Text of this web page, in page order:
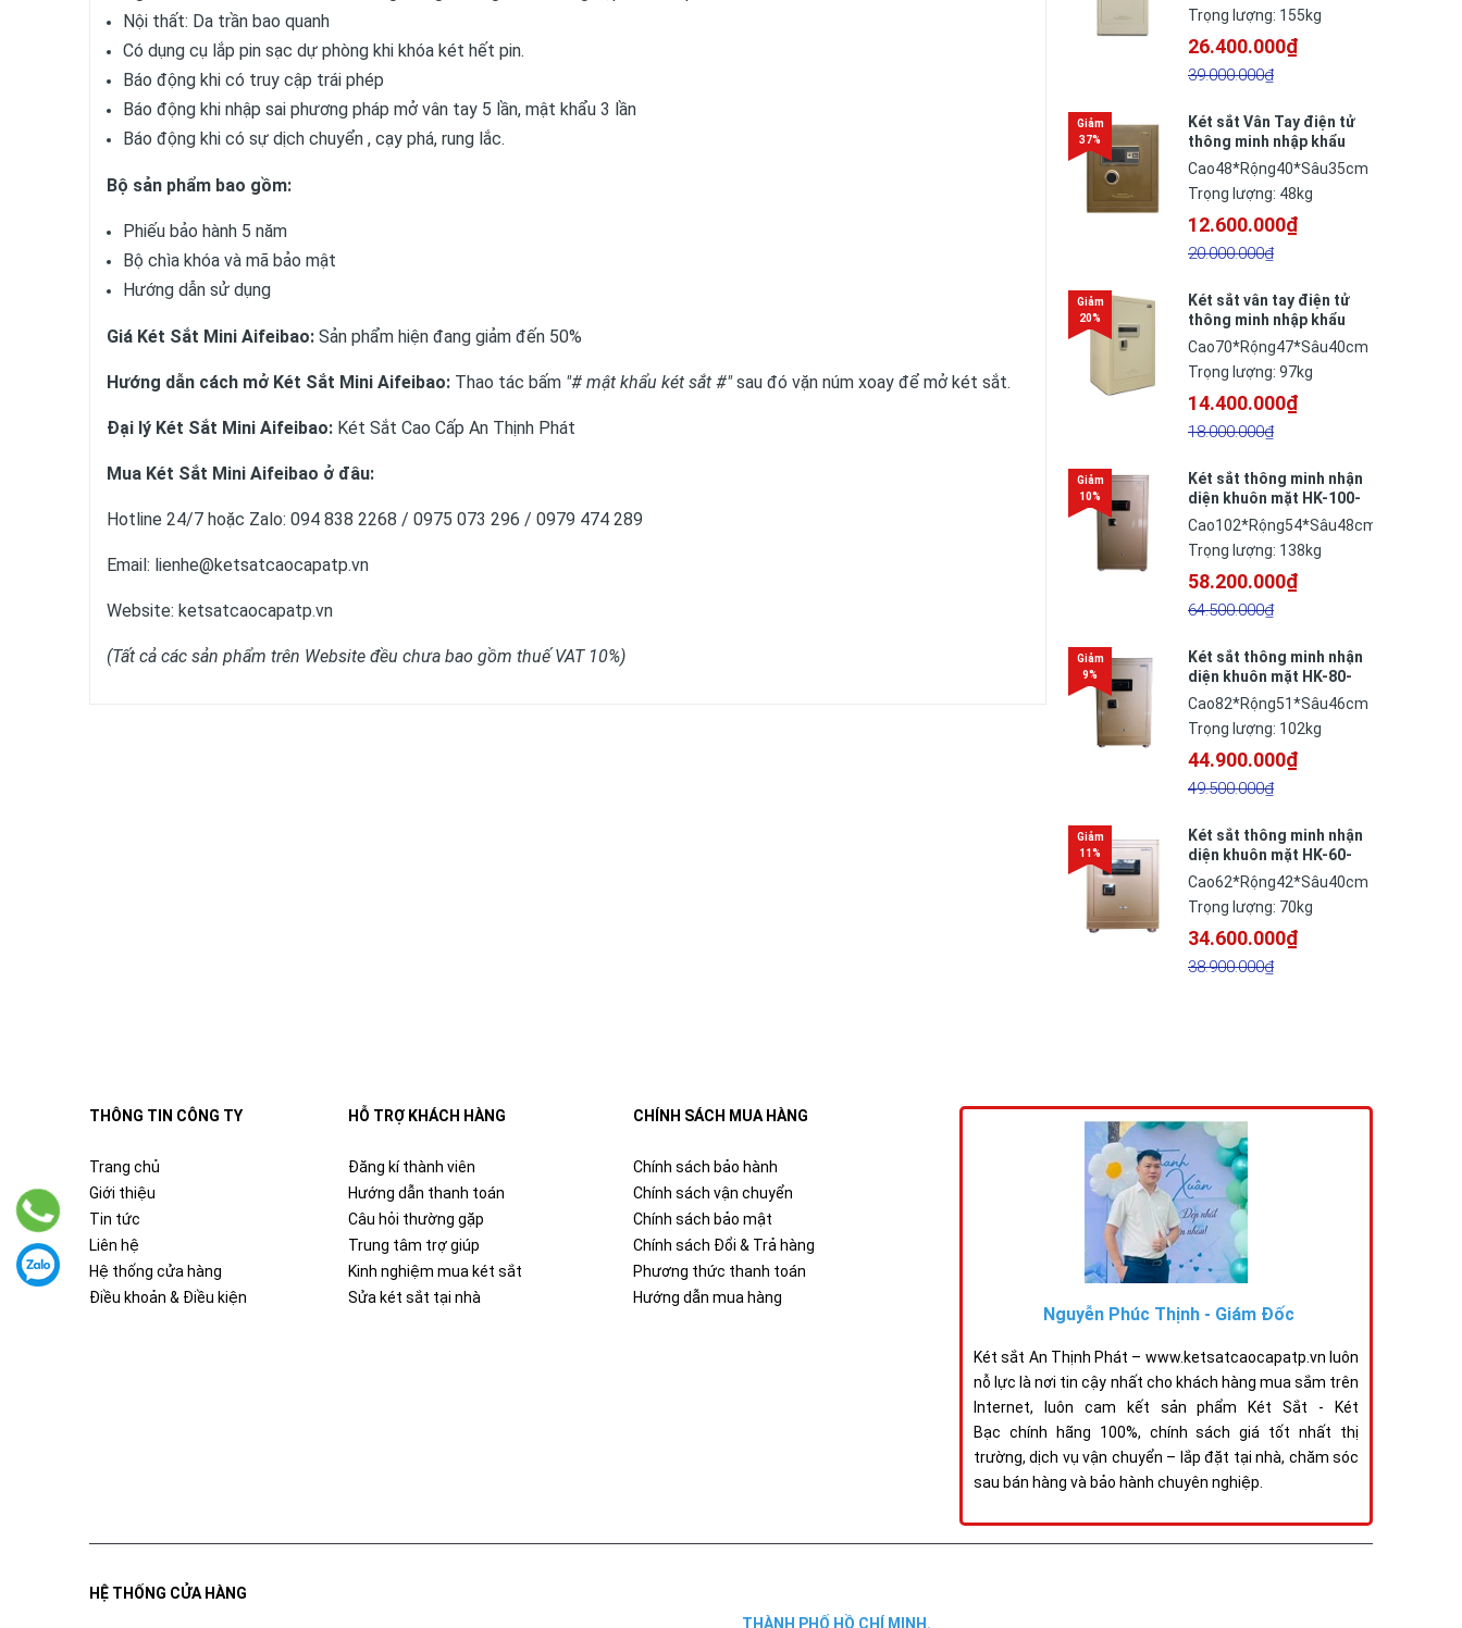
Nội thất: Da trần bao quanh
Có dụng cụ lắp pin sạc dự phòng khi khóa két hết pin.
Báo động khi có truy cập trái phép
Báo động khi nhập sai phương pháp mở vân tay 5 lần, mật khẩu 3 lần
Báo động khi có sự dịch chuyển , cạy phá, rung lắc.
Bộ sản phẩm bao gồm:
Phiếu bảo hành 5 năm
Bộ chìa khóa và mã bảo mật
Hướng dẫn sử dụng
Giá Két Sắt Mini Aifeibao: Sản phẩm hiện đang giảm đến 50%
Hướng dẫn cách mở Két Sắt Mini Aifeibao: Thao tác bấm "# mật khẩu két sắt #"sau đó vặn núm xoay để mở két sắt.
Đại lý Két Sắt Mini Aifeibao: Két Sắt Cao Cấp An Thịnh Phát
Mua Két Sắt Mini Aifeibao ở đâu:
Hotline 24/7 hoặc Zalo: 094 838 2268 / 0975 073 296 / 0979 474 289
Email: lienhe@ketsatcaocapatp.vn
Website: ketsatcaocapatp.vn
(Tất cả các sản phẩm trên Website đều chưa bao gồm thuế VAT 10%)
Trọng lượng: 155kg
26.400.000₫
39.000.000₫
Két sắt Vân Tay điện tử
thông minh nhập khẩu
BF-V-45BS2N công nghệ
Cao48*Rộng40*Sâu35cm
Trọng lượng: 48kg
12.600.000₫
20.000.000₫
Két sắt vân tay điện tử
thông minh nhập khẩu
BOFA FDG-A/D70F công
nghệ Đức
Cao70*Rộng47*Sâu40cm
Trọng lượng: 97kg
14.400.000₫
18.000.000₫
Két sắt thông minh nhận
diện khuôn mặt HK-100-
BR
Cao102*Rộng54*Sâu48cm
Trọng lượng: 138kg
58.200.000₫
64.500.000₫
Két sắt thông minh nhận
diện khuôn mặt HK-80-
BR
Cao82*Rộng51*Sâu46cm
Trọng lượng: 102kg
44.900.000₫
49.500.000₫
Két sắt thông minh nhận
diện khuôn mặt HK-60-
BR
Cao62*Rộng42*Sâu40cm
Trọng lượng: 70kg
34.600.000₫
38.900.000₫
THÔNG TIN CÔNG TY
Trang chủ
Giới thiệu
Tin tức
Liên hệ
Hệ thống cửa hàng
Điều khoản & Điều kiện
HỖ TRỢ KHÁCH HÀNG
Đăng kí thành viên
Hướng dẫn thanh toán
Câu hỏi thường gặp
Trung tâm trợ giúp
Kinh nghiệm mua két sắt
Sửa két sắt tại nhà
CHÍNH SÁCH MUA HÀNG
Chính sách bảo hành
Chính sách vận chuyển
Chính sách bảo mật
Chính sách Đổi & Trả hàng
Phương thức thanh toán
Hướng dẫn mua hàng
Nguyễn Phúc Thịnh - Giám Đốc
Két sắt An Thịnh Phát – www.ketsatcaocapatp.vn luôn
nỗ lực là nơi tin cậy nhất cho khách hàng mua sắm trên
Internet, luôn cam kết sản phẩm Két Sắt - Két
Bạc chính hãng 100%, chính sách giá tốt nhất thị
trường, dịch vụ vận chuyển – lắp đặt tại nhà, chăm sóc
sau bán hàng và bảo hành chuyên nghiệp.
HỆ THỐNG CỬA HÀNG
THÀNH PHỐ HỒ CHÍ MINH.